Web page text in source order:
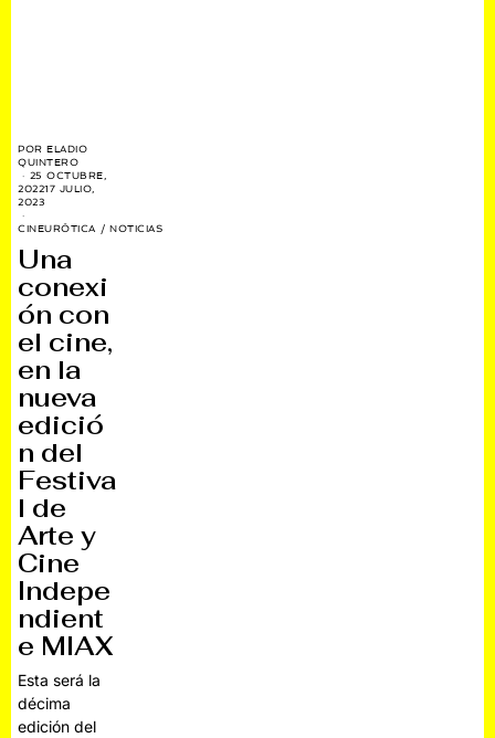
PORELADIO
QUINTERO
25 OCTUBRE,
202217 JULIO,
2023
CINEURÓTICA / NOTICIAS
Una
conexi
ón con
el cine,
en la
nueva
edició
n del
Festiva
l de
Arte y
Cine
Indepe
ndient
e MIAX
Esta será la
décima
edición del